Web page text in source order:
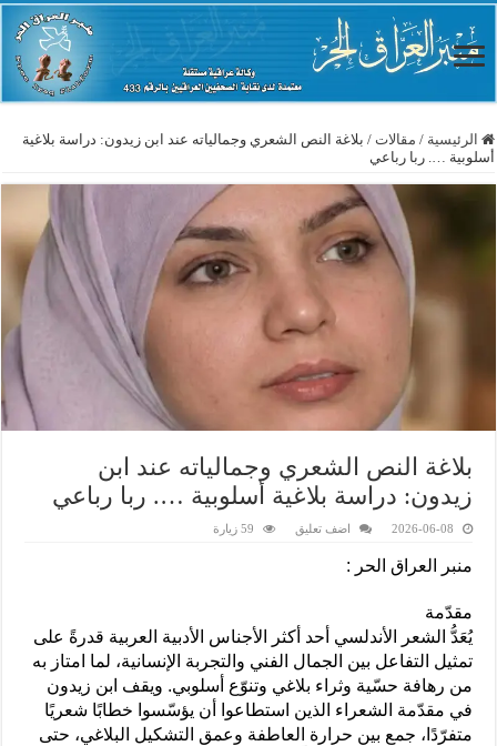
الرئيسية / مقالات / بلاغة النص الشعري وجمالياته عند ابن زيدون: دراسة بلاغية
أسلوبية …. ربا رباعي
بلاغة النص الشعري وجمالياته عند ابن
زيدون: دراسة بلاغية أسلوبية …. ربا رباعي
2026-06-08 اضف تعليق 59 زيارة
منبر العراق الحر :
مقدّمة
يُعَدُّ الشعر الأندلسي أحد أكثر الأجناس الأدبية العربية قدرةً على
تمثيل التفاعل بين الجمال الفني والتجربة الإنسانية، لما امتاز به
من رهافة حسّية وثراء بلاغي وتنوّع أسلوبي. ويقف ابن زيدون
في مقدّمة الشعراء الذين استطاعوا أن يؤسّسوا خطابًا شعريًا
متفرّدًا، جمع بين حرارة العاطفة وعمق التشكيل البلاغي، حتى